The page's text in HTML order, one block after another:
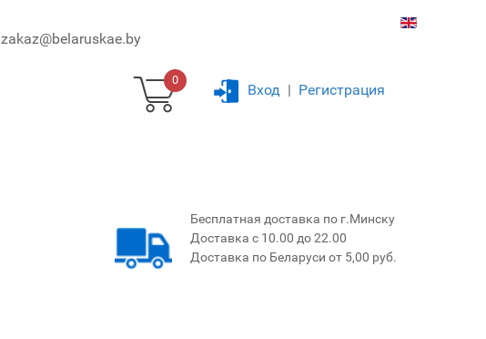
zakaz@belaruskae.by
0
Вход | Регистрация
Бесплатная доставка по г.Минску
Доставка с 10.00 до 22.00
Доставка по Беларуси от 5,00 руб.